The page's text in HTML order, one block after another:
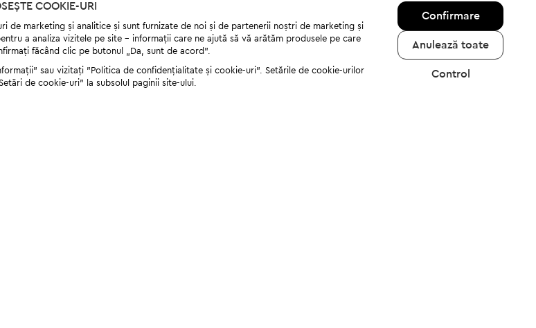
COOKIE-URI
de marketing și analitice și sunt furnizate de noi și de partenerii noștri de marketing și
a analiza vizitele pe site - informații care ne ajută să vă arătăm produsele pe care
făcând clic pe butonul „Da, sunt de acord”.
sau vizitați "Politica de confidențialitate și cookie-uri". Setările de cookie-urilor
de cookie-uri" la subsolul paginii site-ului.
Confirmare
Anulează toate
Control